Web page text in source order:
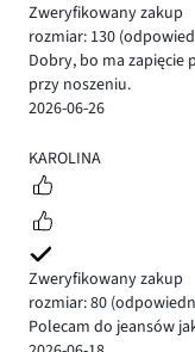
Zweryfikowany zakup
rozmiar: 130
Dobry, bo ma zapięcie
przy noszeniu.
2026-06-26
4
KAROLINA
Zweryfikowany zakup
rozmiar: 80
Polecam do jeansów